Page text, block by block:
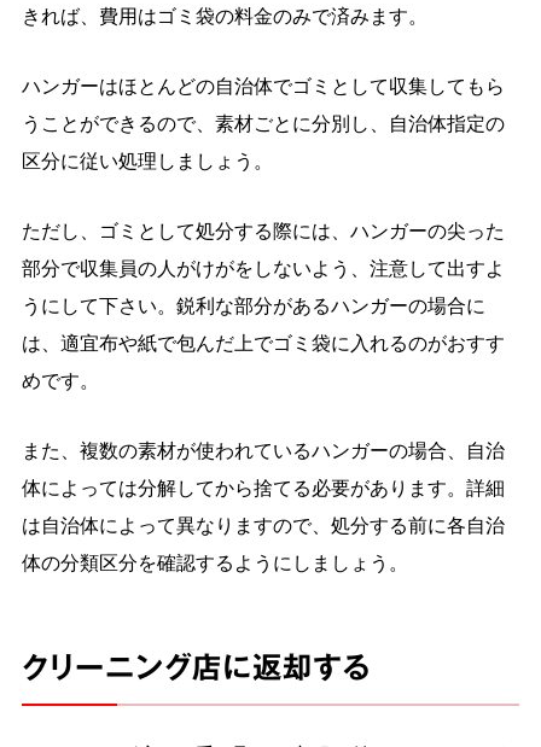
きれば、費用はゴミ袋の料金のみで済みます。
ハンガーはほとんどの自治体でゴミとして収集してもら
うことができるので、素材ごとに分別し、自治体指定の
区分に従い処理しましょう。
ただし、ゴミとして処分する際には、ハンガーの尖った
部分で収集員の人がけがをしないよう、注意して出すよ
うにして下さい。鋭利な部分があるハンガーの場合に
は、適宜布や紙で包んだ上でゴミ袋に入れるのがおすす
めです。
また、複数の素材が使われているハンガーの場合、自治
体によっては分解してから捨てる必要があります。詳細
は自治体によって異なりますので、処分する前に各自治
体の分類区分を確認するようにしましょう。
クリーニング店に返却する